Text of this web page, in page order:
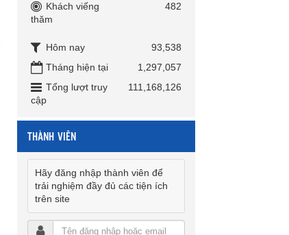
Khách viếng
thăm
482
Hôm nay
93,538
Tháng hiện tại
1,297,057
Tổng lượt truy
cập
111,168,126
THÀNH VIÊN
Hãy đăng nhập thành viên để
trải nghiệm đầy đủ các tiện ích
trên site